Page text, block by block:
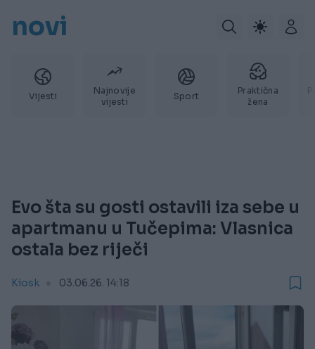
novi
Vijesti
Najnovije
vijesti
Sport
Praktična
žena
Evo šta su gosti ostavili iza sebe u
apartmanu u Tučepima: Vlasnica
ostala bez riječi
Kiosk 03.06.26. 14:18